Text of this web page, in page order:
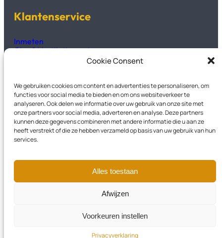
Cookie Consent
We gebruiken cookies om content en advertenties te personaliseren, om
functies voor social media te bieden en om ons websiteverkeer te
analyseren. Ook delen we informatie over uw gebruik van onze site met
onze partners voor social media, adverteren en analyse. Deze partners
kunnen deze gegevens combineren met andere informatie die u aan ze
heeft verstrekt of die ze hebben verzameld op basis van uw gebruik van hun
services.
Alles toestaan
Afwijzen
Voorkeuren instellen
Privacyverklaring
Klantenservice
Inmeten
Glas & Ventilatieroosters
Kozijnen2GO
Over Ons
Veelgestelde vragen
Privacyverklaring
© 2026 – Kozijnen2GO
Instagram
LinkedIn
Facebook